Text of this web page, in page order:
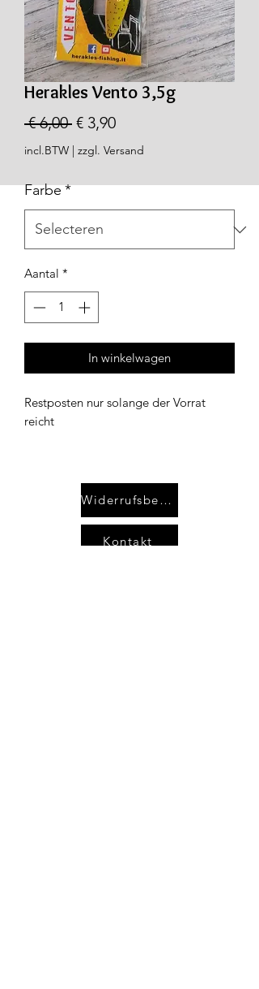
Herakles Vento 3,5g
€ 6,00 Normale
prijs
€ 3,90Verkoopprijs
incl.BTW | zzgl. Versand
Farbe*
Aantal *
In winkelwagen
Restposten nur solange der Vorrat
reicht
Widerrufsbelehrung
Kontakt